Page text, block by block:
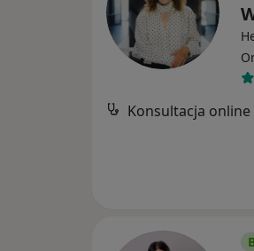
Konsultacja online